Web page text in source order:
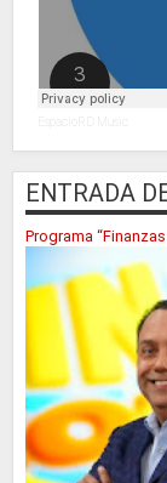
ENTRADA
Programa